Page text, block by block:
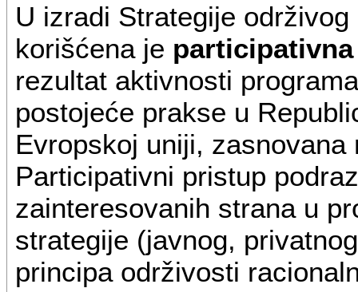
U izradi Strategije
korišćena je
rezultat aktivnosti
postojeće prakse u
Evropskoj uniji,
Participativni pristup
zainteresovanih strana u
strategije (javnog,
principa održivosti